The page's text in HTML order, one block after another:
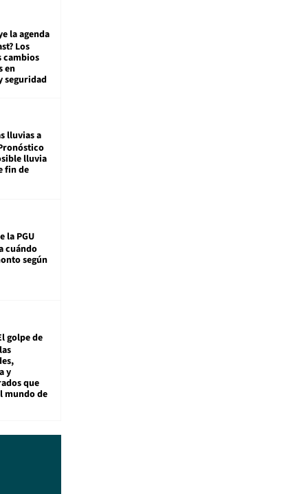
la agenda
Los
cambios
en
seguridad
lluvias a
lluvia
fin de
la PGU
cuándo
según
golpe de
y
que
mundo de